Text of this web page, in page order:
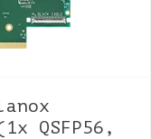
QSFP56,